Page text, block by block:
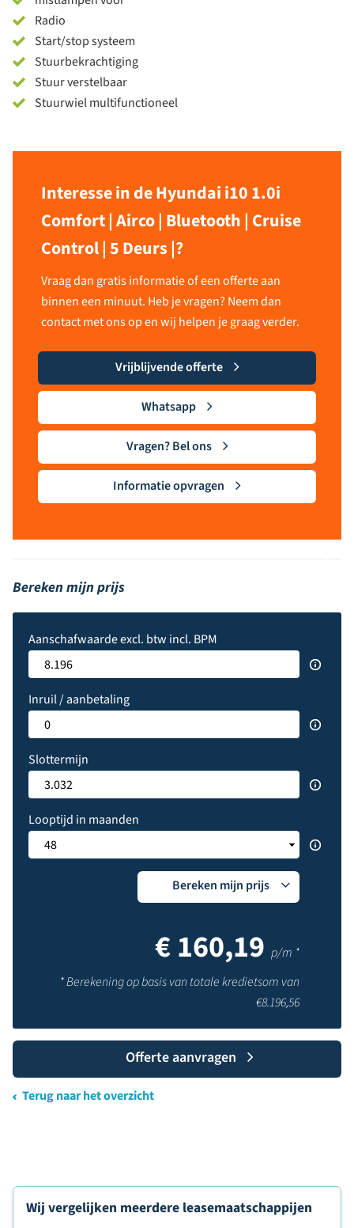
Radio
Start/stop systeem
Stuurbekrachtiging
Stuur verstelbaar
Stuurwiel multifunctioneel
Interesse in de Hyundai i10 1.0i
Comfort | Airco | Bluetooth | Cruise
Control | 5 Deurs |?
Vraag dan gratis informatie of een offerte aan
binnen een minuut. Heb je vragen? Neem dan
contact met ons op en wij helpen je graag verder.
Vrijblijvende offerte
Whatsapp
Vragen? Bel ons
Informatie opvragen
Bereken mijn prijs
Aanschafwaarde excl. btw incl. BPM
Inruil / aanbetaling
Slottermijn
Looptijd in maanden
Bereken mijn prijs
€160,19 p/m *
* Berekening op basis van totale kredietsom van
€8.196,56
Offerte aanvragen
Terug naar het overzicht
Wij vergelijken meerdere leasemaatschappijen